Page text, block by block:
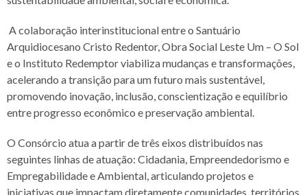
A colaboração interinstitucional entre o Santuário
Arquidiocesano Cristo Redentor, Obra Social Leste Um – O Sol
e o Instituto Redemptor viabiliza mudanças e transformações,
acelerando a transição para um futuro mais sustentável,
promovendo inovação, inclusão, conscientização e equilíbrio
entre progresso econômico e preservação ambiental.
O Consórcio atua a partir de três eixos distribuídos nas
seguintes linhas de atuação: Cidadania, Empreendedorismo e
Empregabilidade e Ambiental, articulando projetos e
iniciativas que impactam diretamente comunidades, territórios